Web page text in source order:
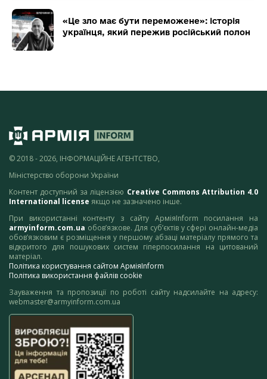
«Це зло має бути переможене»: історія
українця, який пережив російський полон
© 2018 - 2026, ІНФОРМАЦІЙНЕ АГЕНТСТВО,
Міністерство оборони України
Контент доступний за ліцензією Creative Commons Attribution 4.0
International license якщо не зазначено інше.
При використанні контенту з сайту АрміяInform посилання на
armyinform.com.ua обов’язкове. Для суб’єктів у сфері онлайн-медіа
обов’язковим є розміщення у першому абзаці матеріалу прямого та
відкритого для пошукових систем гіперпосилання на цитований
матеріал.
Політика користування сайтом АрміяInform
Політика використання файлів cookie
Зауваження та пропозиції по роботі сайту надсилайте на адресу:
webmaster@armyinform.com.ua